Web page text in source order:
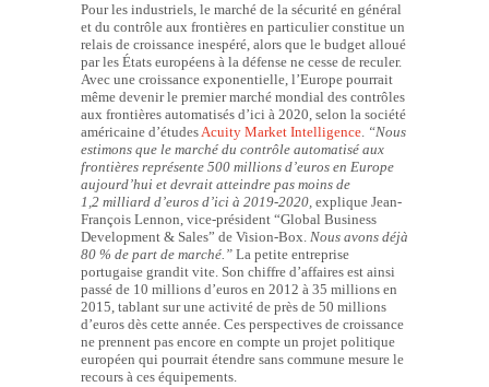
Pour les industriels, le marché de la sécurité en général
et du contrôle aux frontières en particulier constitue un
relais de croissance inespéré, alors que le budget alloué
par les États européens à la défense ne cesse de reculer.
Avec une croissance exponentielle, l’Europe pourrait
même devenir le premier marché mondial des contrôles
aux frontières automatisés d’ici à 2020, selon la société
américaine d’étudesAcuity Market Intelligence. “Nous
estimons que le marché du contrôle automatisé aux
frontières représente 500 millions d’euros en Europe
aujourd’hui et devrait atteindre pas moins de
1,2 milliard d’euros d’ici à 2019-2020, explique Jean-
François Lennon, vice-président “Global Business
Development & Sales” de Vision-Box. Nous avons déjà
80 % de part de marché.” La petite entreprise
portugaise grandit vite. Son chiffre d’affaires est ainsi
passé de 10 millions d’euros en 2012 à 35 millions en
2015, tablant sur une activité de près de 50 millions
d’euros dès cette année. Ces perspectives de croissance
ne prennent pas encore en compte un projet politique
européen qui pourrait étendre sans commune mesure le
recours à ces équipements.